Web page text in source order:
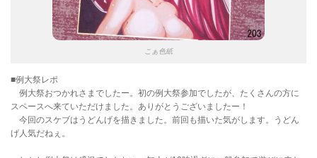
こぁ色紙
■例大祭レポ
例大祭おつかれさまでしたー。初の例大祭参加でしたが、たくさんの方に
スペースへ来ていただけました。ありがとうございましたー！
今回のスケブはうどんげを描きました。前回も描いた気がします。うどん
げ人気だねぇ。